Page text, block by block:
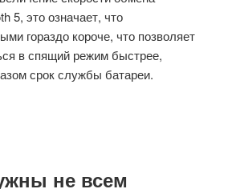
5, это означает, что
гораздо короче, что позволяет
в спящий режим быстрее,
срок службы батареи.
не всем